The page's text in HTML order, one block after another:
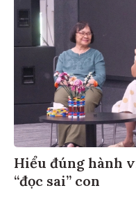
Hiểu đúng hành
“đọc sai” con